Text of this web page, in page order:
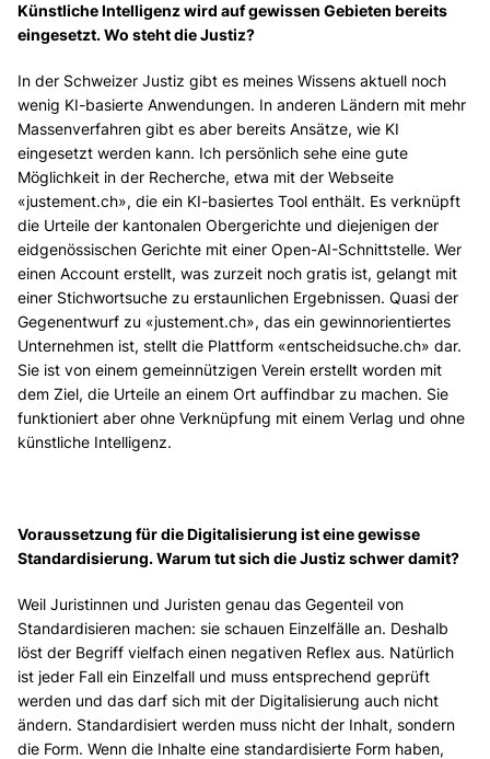
Künstliche Intelligenz wird auf gewissen Gebieten bereits
eingesetzt. Wo steht die Justiz?
In der Schweizer Justiz gibt es meines Wissens aktuell noch
wenig KI-basierte Anwendungen. In anderen Ländern mit mehr
Massenverfahren gibt es aber bereits Ansätze, wie KI
eingesetzt werden kann. Ich persönlich sehe eine gute
Möglichkeit in der Recherche, etwa mit der Webseite
«justement.ch», die ein KI-basiertes Tool enthält. Es verknüpft
die Urteile der kantonalen Obergerichte und diejenigen der
eidgenössischen Gerichte mit einer Open-AI-Schnittstelle. Wer
einen Account erstellt, was zurzeit noch gratis ist, gelangt mit
einer Stichwortsuche zu erstaunlichen Ergebnissen. Quasi der
Gegenentwurf zu «justement.ch», das ein gewinnorientiertes
Unternehmen ist, stellt die Plattform «entscheidsuche.ch» dar.
Sie ist von einem gemeinnützigen Verein erstellt worden mit
dem Ziel, die Urteile an einem Ort auffindbar zu machen. Sie
funktioniert aber ohne Verknüpfung mit einem Verlag und ohne
künstliche Intelligenz.
Voraussetzung für die Digitalisierung ist eine gewisse
Standardisierung. Warum tut sich die Justiz schwer damit?
Weil Juristinnen und Juristen genau das Gegenteil von
Standardisieren machen: sie schauen Einzelfälle an. Deshalb
löst der Begriff vielfach einen negativen Reflex aus. Natürlich
ist jeder Fall ein Einzelfall und muss entsprechend geprüft
werden und das darf sich mit der Digitalisierung auch nicht
ändern. Standardisiert werden muss nicht der Inhalt, sondern
die Form. Wenn die Inhalte eine standardisierte Form haben,